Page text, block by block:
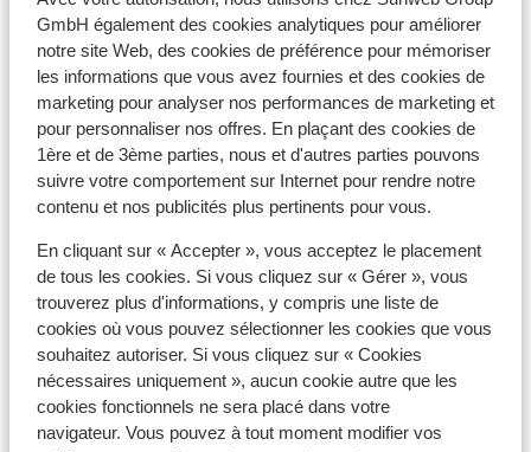
GmbH également des cookies analytiques pour améliorer
notre site Web, des cookies de préférence pour mémoriser
les informations que vous avez fournies et des cookies de
marketing pour analyser nos performances de marketing et
pour personnaliser nos offres. En plaçant des cookies de
1ère et de 3ème parties, nous et d'autres parties pouvons
suivre votre comportement sur Internet pour rendre notre
contenu et nos publicités plus pertinents pour vous.
En cliquant sur « Accepter », vous acceptez le placement
de tous les cookies. Si vous cliquez sur « Gérer », vous
trouverez plus d'informations, y compris une liste de
cookies où vous pouvez sélectionner les cookies que vous
souhaitez autoriser. Si vous cliquez sur « Cookies
nécessaires uniquement », aucun cookie autre que les
cookies fonctionnels ne sera placé dans votre
navigateur. Vous pouvez à tout moment modifier vos
Autres hébergements - Val d'Isère-
Tignes
Hôtel VoulezVous
Chalet Skadi - prix exclusif
Résidence Le Taos
Résidence CGH Le Jhana
Résidence Le Bec Rouge